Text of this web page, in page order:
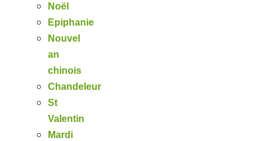
Noël
Epiphanie
Nouvel
an
chinois
Chandeleur
St
Valentin
Mardi